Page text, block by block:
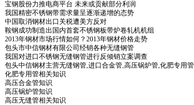
宝钢股份力推电商平台 未来或贡献部分利润
我国精密不锈钢带需求量呈逐渐递增的态势
中国取消钢材出口关税遭美方反对
鞍钢成功制造出国内首套不锈钢板带炉卷轧机机组
2013年钢材市场行情如何？2013年钢材价格走势
包头市中信钢材有限公司经销各种无缝钢管
我国对进口不锈钢无缝钢管进行反倾销立案调查
包头中信钢材主营无缝钢管,进口合金管,高压锅炉管,化肥专用管
化肥专用管相关知识
高压合金管知识
高压锅炉管知识
高压无缝管相关知识